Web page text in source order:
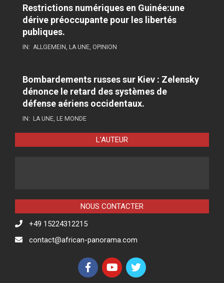
Restrictions numériques en Guinée:une
dérive préoccupante pour les libertés
publiques.
IN: ALLGEMEIN LA UNE OPINION
Bombardements russes sur Kiev : Zelensky
dénonce le retard des systèmes de
défense aériens occidentaux.
IN: LA UNE LE MONDE
L’AUTEUR
NOUS CONTACTER
+49 15224312215
contact@african-panorama.com